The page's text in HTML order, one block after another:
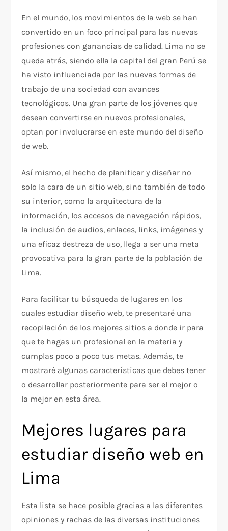
En el mundo, los movimientos de la web se han
convertido en un foco principal para las nuevas
profesiones con ganancias de calidad. Lima no se
queda atrás, siendo ella la capital del gran Perú se
ha visto influenciada por las nuevas formas de
trabajo de una sociedad con avances
tecnológicos. Una gran parte de los jóvenes que
desean convertirse en nuevos profesionales,
optan por involucrarse en este mundo del diseño
de web.
Así mismo, el hecho de planificar y diseñar no
solo la cara de un sitio web, sino también de todo
su interior, como la arquitectura de la
información, los accesos de navegación rápidos,
la inclusión de audios, enlaces, links, imágenes y
una eficaz destreza de uso, llega a ser una meta
provocativa para la gran parte de la población de
Lima.
Para facilitar tu búsqueda de lugares en los
cuales estudiar diseño web, te presentaré una
recopilación de los mejores sitios a donde ir para
que te hagas un profesional en la materia y
cumplas poco a poco tus metas. Además, te
mostraré algunas características que debes tener
o desarrollar posteriormente para ser el mejor o
la mejor en esta área.
Mejores lugares para
estudiar diseño web en
Lima
Esta lista se hace posible gracias a las diferentes
opiniones y rachas de las diversas instituciones